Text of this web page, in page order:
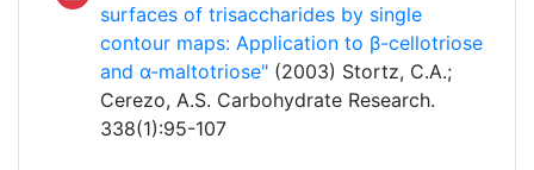
surfaces of trisaccharides by single
contour maps: Application to β-cellotriose
and α-maltotriose" (2003) Stortz, C.A.;
Cerezo, A.S. Carbohydrate Research.
338(1):95-107